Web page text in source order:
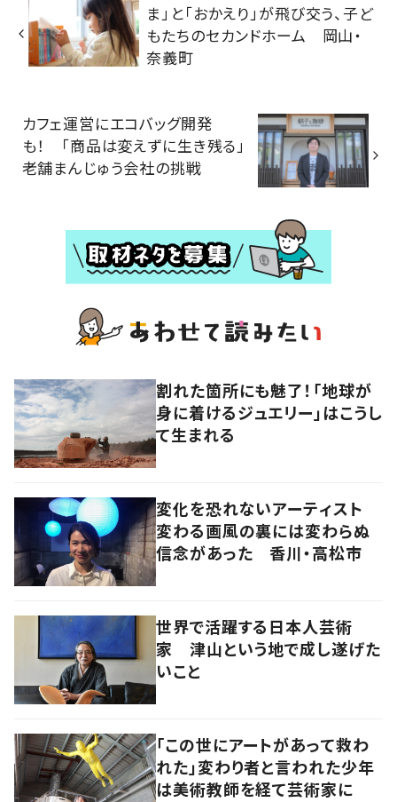
ま」と「おかえり」が飛び交う、子ど
もたちのセカンドホーム 岡山・
奈義町
カフェ運営にエコバッグ開発
も！ 「商品は変えずに生き残る」
老舗まんじゅう会社の挑戦
割れた箇所にも魅了！「地球が
身に着けるジュエリー」はこうし
て生まれる
変化を恐れないアーティスト
変わる画風の裏には変わらぬ
信念があった 香川・高松市
世界で活躍する日本人芸術
家 津山という地で成し遂げた
いこと
「この世にアートがあって救わ
れた」変わり者と言われた少年
は美術教師を経て芸術家に